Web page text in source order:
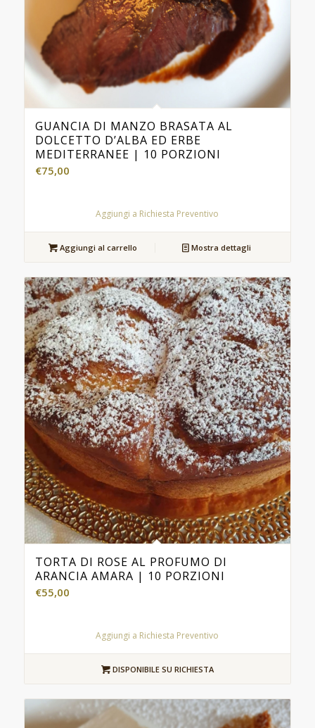
GUANCIA DI MANZO BRASATA AL
DOLCETTO D’ALBA ED ERBE
MEDITERRANEE | 10 PORZIONI
€75,00
Aggiungi a Richiesta Preventivo
Aggiungi al carrello Mostra dettagli
TORTA DI ROSE AL PROFUMO DI
ARANCIA AMARA | 10 PORZIONI
€55,00
Aggiungi a Richiesta Preventivo
DISPONIBILE SU RICHIESTA